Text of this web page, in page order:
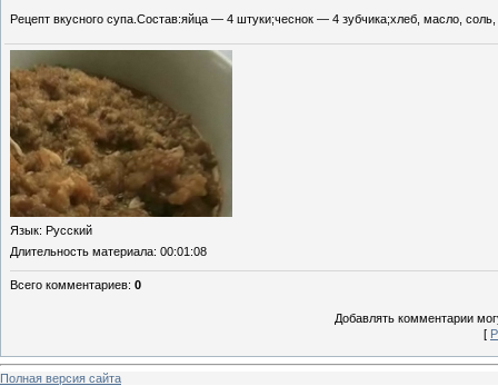
Рецепт вкусного супа.Состав:яйца — 4 штуки;чеснок — 4 зубчика;хлеб, масло, соль,
Язык: Русский
Длительность материала: 00:01:08
Всего комментариев: 0
Добавлять комментарии
[
Полная версия сайта